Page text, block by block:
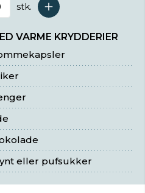
Antal serveringer
stk.
VARME KRYDDERIER
eller pufsukker